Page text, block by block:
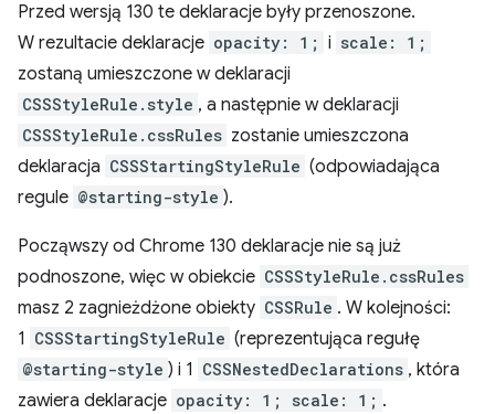
Przed wersją 130 te deklaracje były przenoszone.
W rezultacie deklaracje opacity: 1; i scale: 1;
zostaną umieszczone w deklaracji
CSSStyleRule.style , a następnie w deklaracji
CSSStyleRule.cssRules zostanie umieszczona
deklaracja CSSStartingStyleRule (odpowiadająca
regule @starting-style ).
Począwszy od Chrome 130 deklaracje nie są już
podnoszone, więc w obiekcie CSSStyleRule.cssRules
masz 2 zagnieżdżone obiekty CSSRule . W kolejności:
1 CSSStartingStyleRule (reprezentująca regułę
@starting-style ) i 1 CSSNestedDeclarations , która
zawiera deklaracje opacity: 1; scale: 1; .